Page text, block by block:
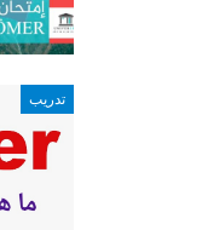
تدريب